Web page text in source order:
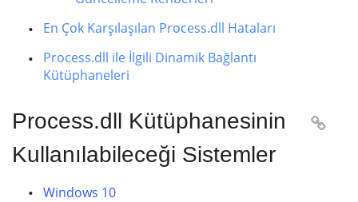
En Çok Karşılaşılan Process.dll Hataları
Process.dll ile İlgili Dinamik Bağlantı
Kütüphaneleri
Process.dll Kütüphanesinin
Kullanılabileceği Sistemler

Windows 10